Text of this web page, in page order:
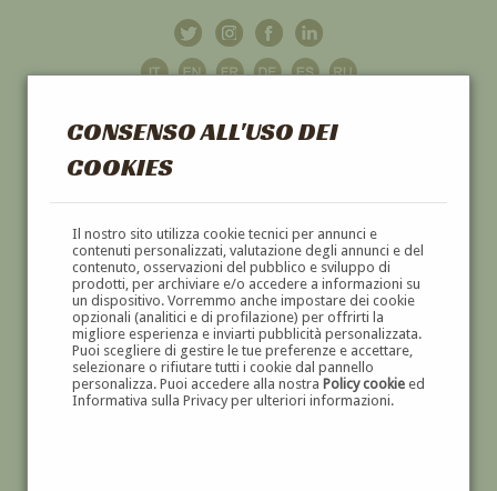
CONSENSO ALL'USO DEI
COOKIES
Il nostro sito utilizza cookie tecnici per annunci e
contenuti personalizzati, valutazione degli annunci e del
contenuto, osservazioni del pubblico e sviluppo di
prodotti, per archiviare e/o accedere a informazioni su
un dispositivo. Vorremmo anche impostare dei cookie
opzionali (analitici e di profilazione) per offrirti la
migliore esperienza e inviarti pubblicità personalizzata.
Puoi scegliere di gestire le tue preferenze e accettare,
selezionare o rifiutare tutti i cookie dal pannello
personalizza. Puoi accedere alla nostra Policy cookieed
Informativa sulla Privacy per ulteriori informazioni.
GALLERIAD'ARTE
DIPINTI E SCULTURE '800 E '900